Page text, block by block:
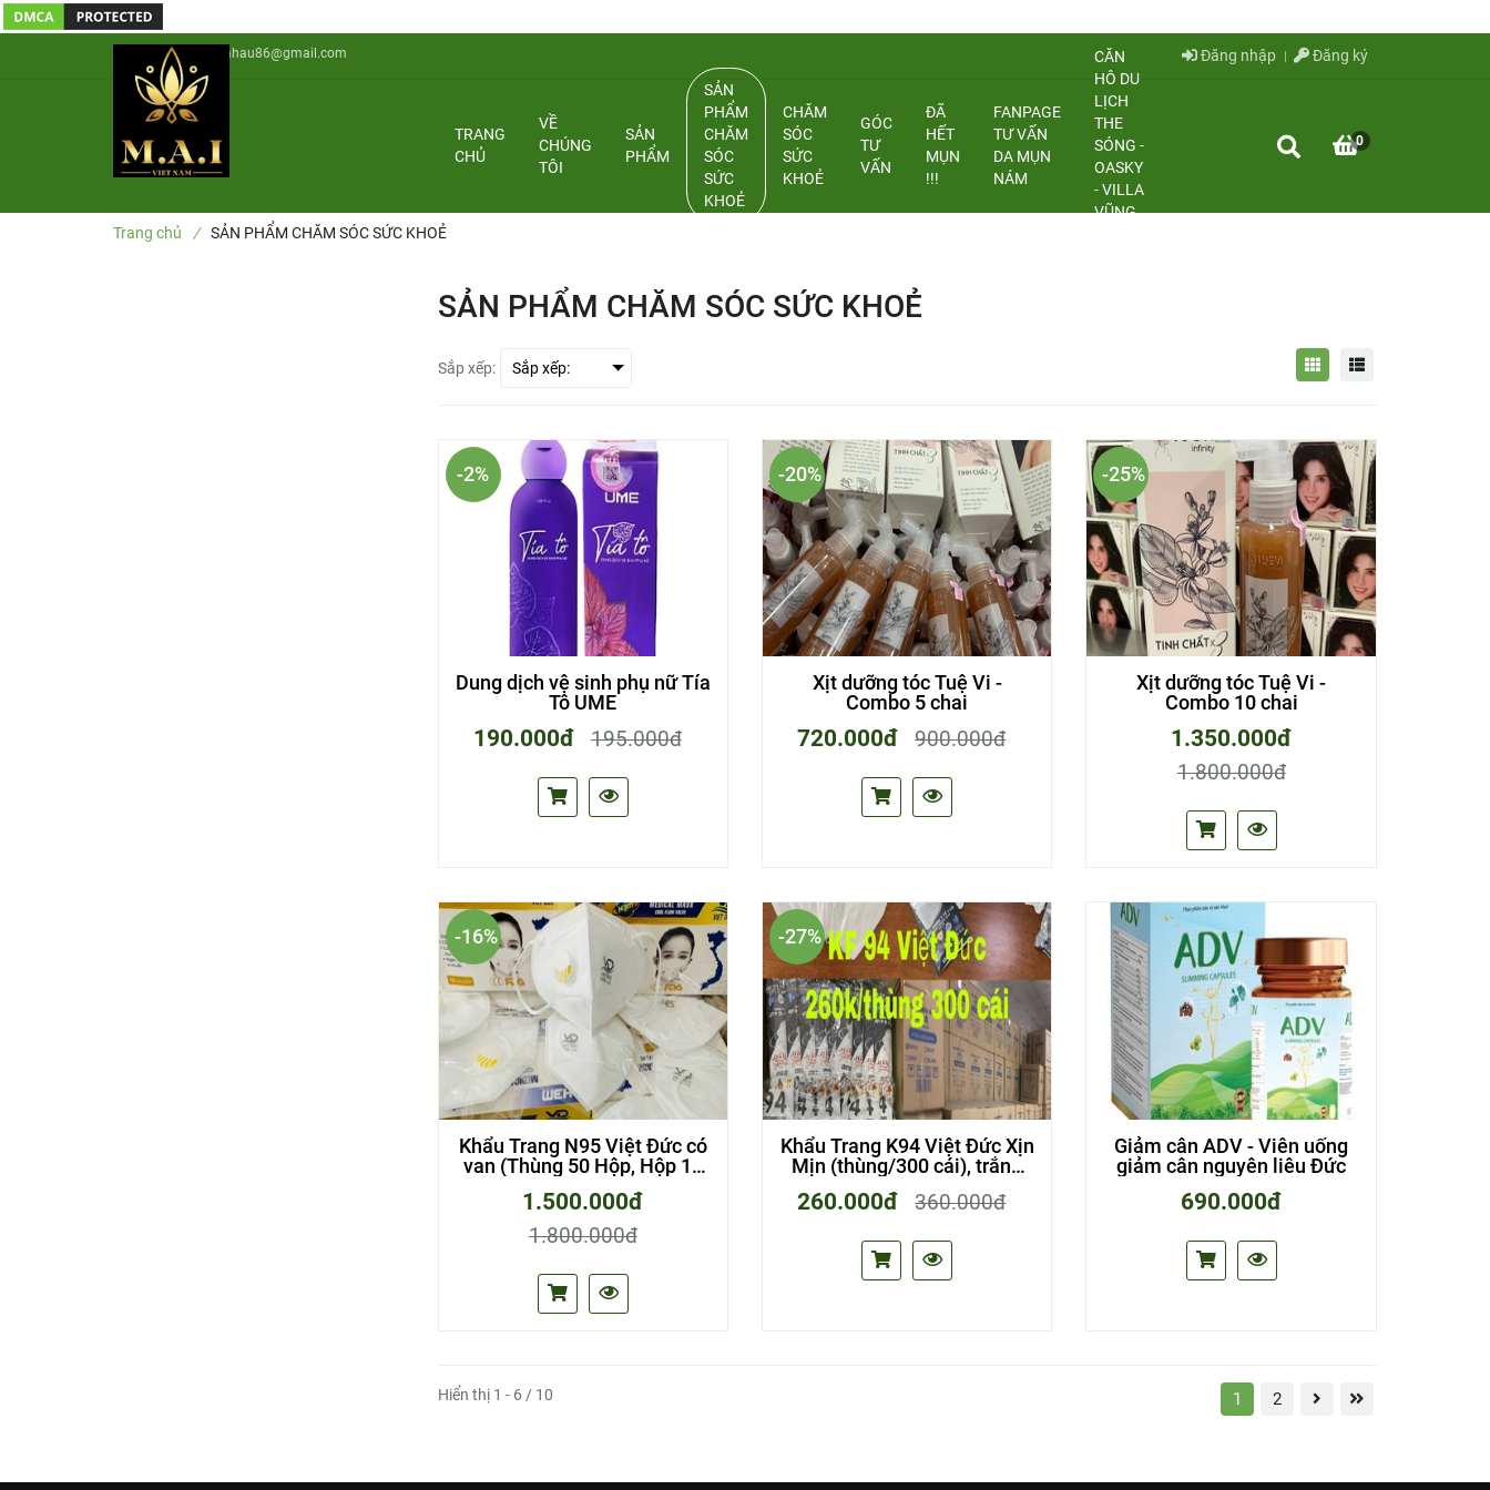
SẢN PHẨM CHĂM SÓC SỨC KHOẺ
Sắp xếp:
-2%
Dung dịch vệ sinh phụ nữ Tía
Tô UME
190.000đ 195.000đ
-20%
Xịt dưỡng tóc Tuệ Vi -
Combo 5 chai
720.000đ 900.000đ
-25%
Xịt dưỡng tóc Tuệ Vi -
Combo 10 chai
1.350.000đ
1.800.000đ
-16%
Khẩu Trang N95 Việt Đức có
van (Thùng 50 Hộp, Hộp 10
1.500.000đ
1.800.000đ
-27%
Khẩu Trang K94 Việt Đức Xịn
Mịn (thùng/300 cái), trắng
260.000đ 360.000đ
Giảm cân ADV - Viên uống
giảm cân nguyên liêu Đức
690.000đ
Hiển thị 1 - 6 / 10 1 2
Trang chủ / SẢN PHẨM CHĂM SÓC SỨC KHOẺ
0902906357 | bahau86@gmail.com Đăng nhập Đăng ký
TRANG
CHỦ
VỀ
CHÚNG
TÔI
SẢN
PHẨM
SẢN
PHẨM
CHĂM
SÓC
SỨC
KHOẺ
CHĂM
SÓC
SỨC
KHOẺ
GÓC
TƯ
VẤN
ĐÃ
HẾT
MỤN
!!!
FANPAGE
TƯ VẤN
DA MỤN
NÁM
CĂN
HÔ DU
LỊCH
THE
SÓNG -
OASKY
- VILLA
VŨNG
0